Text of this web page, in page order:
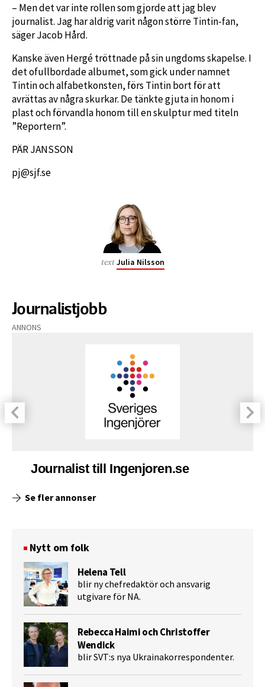
– Men det var inte rollen som gjorde att jag blev
journalist. Jag har aldrig varit någon större Tintin-fan,
säger Jacob Hård.
Kanske även Hergé tröttnade på sin ungdoms skapelse. I
det ofullbordade albumet, som gick under namnet
Tintin och alfabetkonsten, förs Tintin bort för att
avrättas av några skurkar. De tänkte gjuta in honom i
plast och förvandla honom till en skulptur med titeln
”Reportern”.
PÄR JANSSON
pj@sjf.se
text Julia Nilsson
Journalistjobb
ANNONS
Journalist till Ingenjoren.se
Se fler annonser
Nytt om folk
Helena Tell
blir ny chefredaktör och ansvarig
utgivare för NA.
Rebecca Haimi och Christoffer
Wendick
blir SVT:s nya Ukrainakorrespondenter.